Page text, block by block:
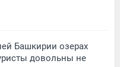
Башкирии озерах
довольны не